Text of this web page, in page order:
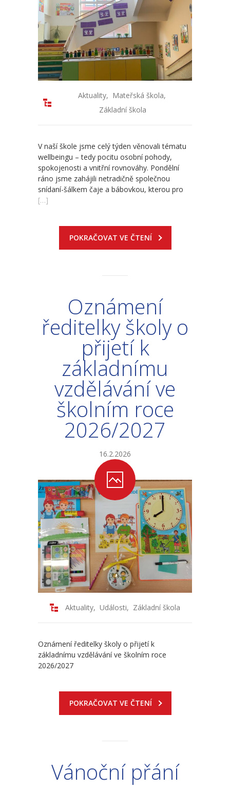
Aktuality, Mateřská škola,
Základní škola
V naší škole jsme celý týden věnovali tématu
wellbeingu – tedy pocitu osobní pohody,
spokojenosti a vnitřní rovnováhy. Pondělní
ráno jsme zahájili netradičně společnou
snídaní-šálkem čaje a bábovkou, kterou pro
[…]
POKRAČOVAT VE ČTENÍ
Oznámení
ředitelky školy o
přijetí k
základnímu
vzdělávání ve
školním roce
2026/2027
16.2.2026
Aktuality, Události, Základní škola
Oznámení ředitelky školy o přijetí k
základnímu vzdělávání ve školním roce
2026/2027
POKRAČOVAT VE ČTENÍ
Vánoční přání